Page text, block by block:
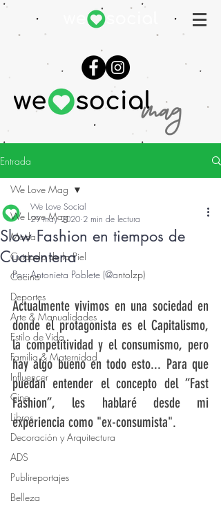
Entrada
We Love Mag
Moda
Cuidado de la Piel
Cocina
Deportes
Arte & Manualidades
Estilo de Vida
Familia & Maternidad
Influencer
Cine
Libros
Decoración y Arquitectura
ADS
Publireportajes
Belleza
We Love Mag
Slow Fashion en tiempos de
Cuarentena
We Love Social
29 may 2020 2 min de lectura
Por: Antonieta Poblete (@antolzp)
Actualmente vivimos en una sociedad en
donde el protagonista es el Capitalismo,
la competitividad y el consumismo, pero
hay algo bueno en todo esto... Para que
puedan entender el concepto del “Fast
Fashion”, les hablaré desde mi
experiencia como "ex-consumista".